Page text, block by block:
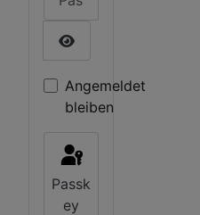
Passwort anzeigen
Angemeldet
bleiben
Passk
ey